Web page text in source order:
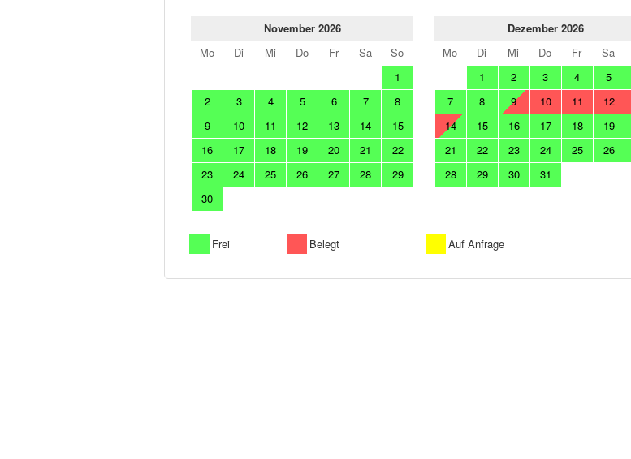
November 2026
Mo
Di Mi Do Fr Sa
So
1
2
3 4 5 6 7
8
9
10 11 12 13 14
15
16
17 18 19 20 21
22
23
24 25 26 27 28
29
30
Dezember 2026
Mo
Di Mi Do Fr Sa
1
2 3 4 5
7
8 9 10 11 12
14
15 16 17 18 19
21
22 23 24 25 26
28
29 30 31
Frei Belegt Auf Anfrage